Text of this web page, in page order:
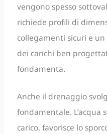
vengono spesso
richiede profili di
collegamenti sicuri e
dei carichi ben
fondamenta.
Anche il drenaggio
fondamentale.
carico, favorisce lo